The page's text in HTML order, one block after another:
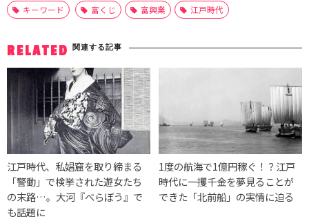
キーワード 富くじ 富興業 江戸時代
RELATED 関連する記事
江戸時代、私娼窟を取り締まる
「警動」で検挙された遊女たち
の末路…。大河『べらぼう』で
も話題に
1度の航海で1億円稼ぐ！？江戸
時代に一攫千金を夢見ることが
できた「北前船」の実情に迫る